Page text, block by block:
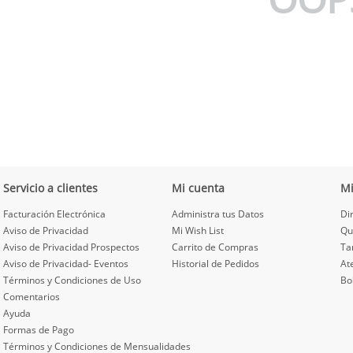
Servicio a clientes
Facturación Electrónica
Aviso de Privacidad
Aviso de Privacidad Prospectos
Aviso de Privacidad- Eventos
Términos y Condiciones de Uso
Comentarios
Ayuda
Formas de Pago
Términos y Condiciones de Mensualidades
Mi cuenta
Administra tus Datos
Mi Wish List
Carrito de Compras
Historial de Pedidos